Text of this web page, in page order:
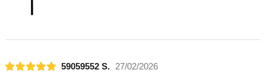
59059552 S.
27/02/2026